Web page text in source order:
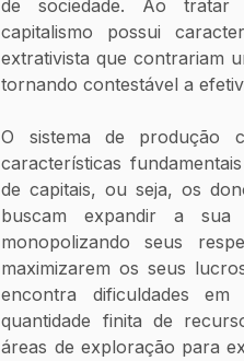
de sociedade. Ao tratar
capitalismo possui
extrativista que contrariam
tornando contestável a
O sistema de produção
características
de capitais, ou seja, os
buscam expandir a sua
monopolizando seus
maximizarem os seus
encontra dificuldades
quantidade finita de
áreas de exploração para